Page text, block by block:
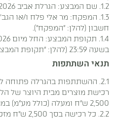
1.2. שם המבצע: הגרלת אביב 2026 – True Beauty
1.3. המפקח: מר אלי פלח ו/או
חשבון (להלן: "המפקח").
בשעה 23:59 (להלן: "תקופת המבצע").
תנאי השתתפות
2.1. ההשתתפות בהגרלה פתוחה
רכישת מוצרים מבית היוצר של
2,500 ש"ח ומעלה (כולל מע"מ) במהלך תקופת המבצע.
2.2. כל